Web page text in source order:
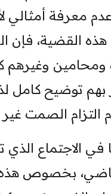
معرفة أمثالي
القضية، فإن
وغيرهم
بهم توضيح كامل
التزام الصمت غير
في الاجتماع الذي
الماضي، بخصوص